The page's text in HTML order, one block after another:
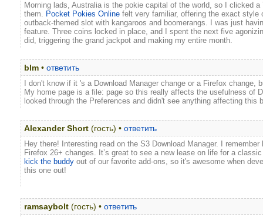
Morning lads, Australia is the pokie capital of the world, so I clicked
them. Pocket Pokies Online felt very familiar, offering the exact style
outback-themed slot with kangaroos and boomerangs. I was just
feature. Three coins locked in place, and I spent the next five
did, triggering the grand jackpot and making my entire month.
blm • ответить
I don't know if it 's a Download Manager change or a Firefox
My home page is a file: page so this really affects the usefulness of
looked through the Preferences and didn't see anything affecting this
Alexander Short (гость) • ответить
Hey there! Interesting read on the S3 Download Manager. I
Firefox 26+ changes. It’s great to see a new lease on life for a
kick the buddy out of our favorite add-ons, so it's awesome when
this one out!
ramsaybolt (гость) • ответить